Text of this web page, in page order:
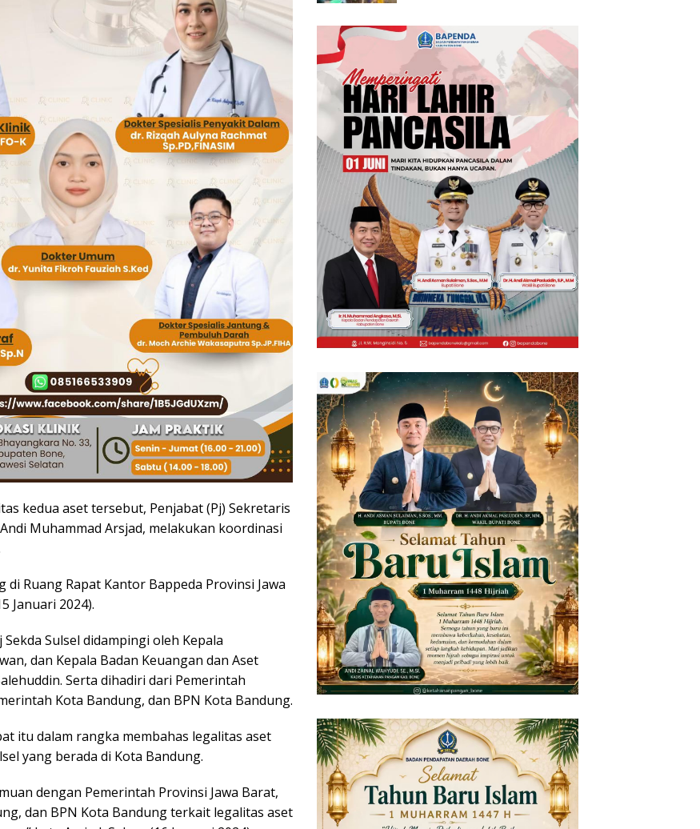
kedua aset tersebut, Penjabat (Pj) Sekretaris
Muhammad Arsjad, melakukan koordinasi
Ruang Rapat Kantor Bappeda Provinsi Jawa
Januari 2024).
Sulsel didampingi oleh Kepala
dan Kepala Badan Keuangan dan Aset
Serta dihadiri dari Pemerintah
Kota Bandung, dan BPN Kota Bandung.
itu dalam rangka membahas legalitas aset
yang berada di Kota Bandung.
dengan Pemerintah Provinsi Jawa Barat,
dan BPN Kota Bandung terkait legalitas aset